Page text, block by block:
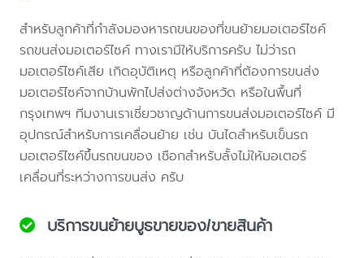
สำหรับลูกค้าที่กำลังมองหารถขนของที่ขนย้ายมอเตอร์ไซค์
รถขนส่งมอเตอร์ไซค์ ทางเรามีให้บริการครับ ไม่ว่ารถ
มอเตอร์ไซค์เสีย เกิดอุบัติเหตุ หรือลูกค้าที่ต้องการขนส่ง
มอเตอร์ไซค์จากบ้านพักไปส่งต่างจังหวัด หรือในพื้นที่
กรุงเทพฯ ทีมงานเราเชี่ยวชาญด้านการขนส่งมอเตอร์ไซค์ มี
อุปกรณ์สำหรับการเคลื่อนย้าย เช่น บันไดสำหรับเข็นรถ
มอเตอร์ไซค์ขึ้นรถขนของ เชือกสำหรับลั้งไม่ให้มอเตอร์
เคลื่อนที่ระหว่างการขนส่ง ครับ
บริการขนย้ายบูธขายของ/ขายสินค้า